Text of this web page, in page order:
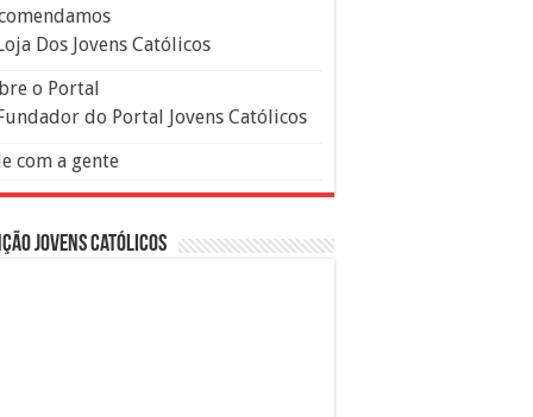
Dos Jovens Católicos
o Portal
do Portal Jovens Católicos
com a gente
Jovens Católicos